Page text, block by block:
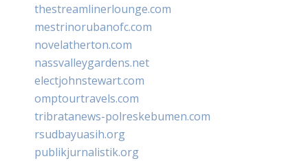
thestreamlinerlounge.com
mestrinorubanofc.com
novelatherton.com
nassvalleygardens.net
electjohnstewart.com
omptourtravels.com
tribratanews-polreskebumen.com
rsudbayuasih.org
publikjurnalistik.org